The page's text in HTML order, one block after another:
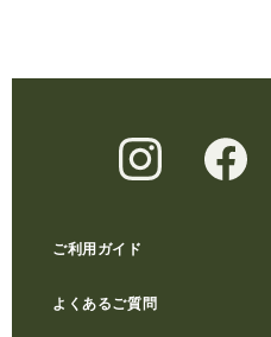
ご利用ガイド
よくあるご質問